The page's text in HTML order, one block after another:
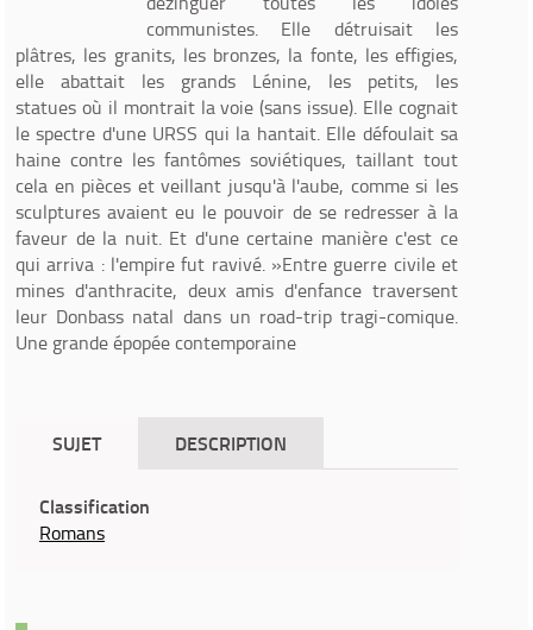
communistes. Elle détruisait les
plâtres, les granits, les bronzes, la fonte, les effigies,
elle abattait les grands Lénine, les petits, les
statues où il montrait la voie (sans issue). Elle cognait
le spectre d'une URSS qui la hantait. Elle défoulait sa
haine contre les fantômes soviétiques, taillant tout
cela en pièces et veillant jusqu'à l'aube, comme si les
sculptures avaient eu le pouvoir de se redresser à la
faveur de la nuit. Et d'une certaine manière c'est ce
qui arriva : l'empire fut ravivé. »Entre guerre civile et
mines d'anthracite, deux amis d'enfance traversent
leur Donbass natal dans un road-trip tragi-comique.
Une grande épopée contemporaine
SUJET DESCRIPTION
Classification
Romans